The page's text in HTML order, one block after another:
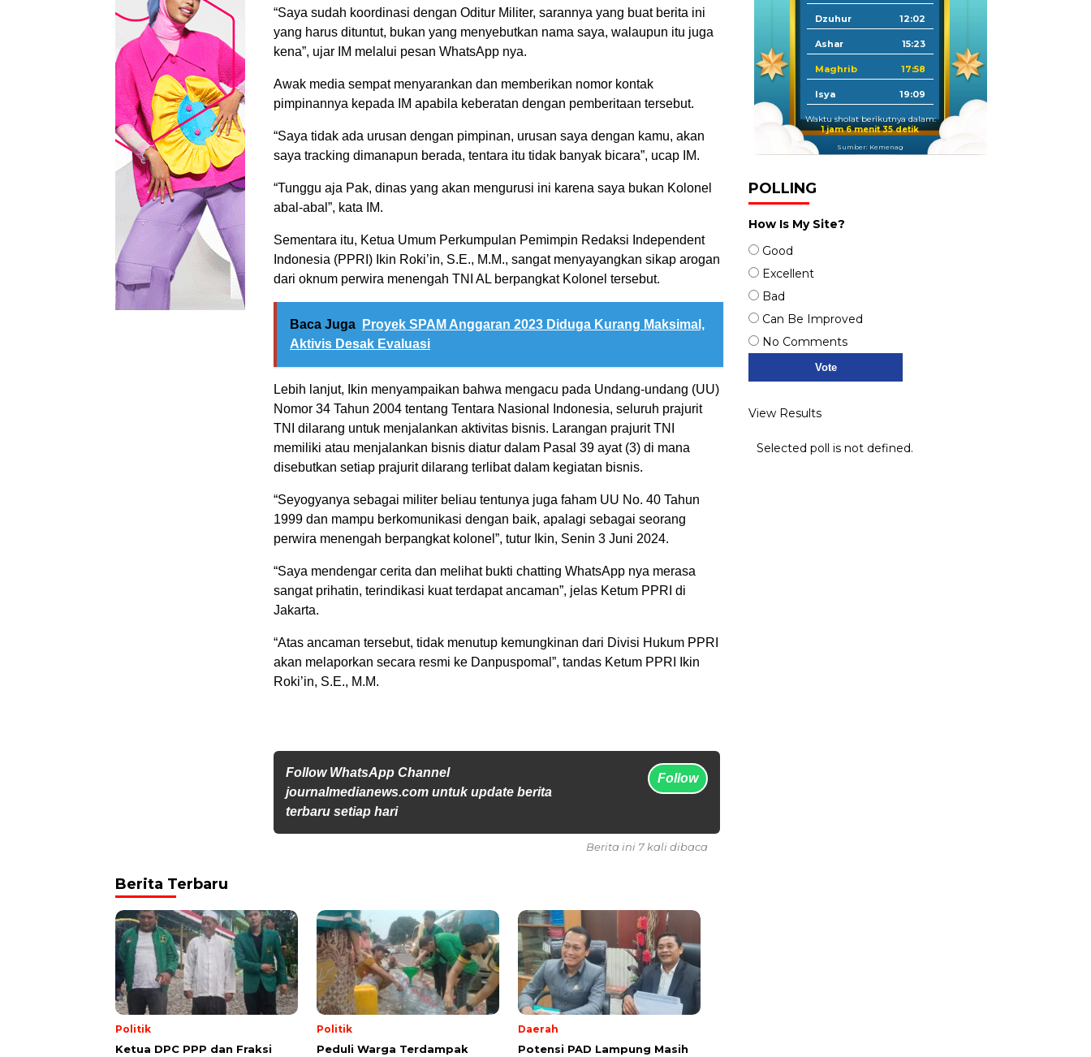
“Saya sudah koordinasi dengan Oditur Militer, sarannya yang buat berita ini
yang harus dituntut, bukan yang menyebutkan nama saya, walaupun itu juga
kena”, ujar IM melalui pesan WhatsApp nya.
Awak media sempat menyarankan dan memberikan nomor kontak
pimpinannya kepada IM apabila keberatan dengan pemberitaan tersebut.
“Saya tidak ada urusan dengan pimpinan, urusan saya dengan kamu, akan
saya tracking dimanapun berada, tentara itu tidak banyak bicara”, ucap IM.
“Tunggu aja Pak, dinas yang akan mengurusi ini karena saya bukan Kolonel
abal-abal”, kata IM.
Sementara itu, Ketua Umum Perkumpulan Pemimpin Redaksi Independent
Indonesia (PPRI) Ikin Roki’in, S.E., M.M., sangat menyayangkan sikap arogan
dari oknum perwira menengah TNI AL berpangkat Kolonel tersebut.
Baca Juga
Proyek SPAM Anggaran 2023 Diduga Kurang Maksimal,
Aktivis Desak Evaluasi
Lebih lanjut, Ikin menyampaikan bahwa mengacu pada Undang-undang (UU)
Nomor 34 Tahun 2004 tentang Tentara Nasional Indonesia, seluruh prajurit
TNI dilarang untuk menjalankan aktivitas bisnis. Larangan prajurit TNI
memiliki atau menjalankan bisnis diatur dalam Pasal 39 ayat (3) di mana
disebutkan setiap prajurit dilarang terlibat dalam kegiatan bisnis.
“Seyogyanya sebagai militer beliau tentunya juga faham UU No. 40 Tahun
1999 dan mampu berkomunikasi dengan baik, apalagi sebagai seorang
perwira menengah berpangkat kolonel”, tutur Ikin, Senin 3 Juni 2024.
“Saya mendengar cerita dan melihat bukti chatting WhatsApp nya merasa
sangat prihatin, terindikasi kuat terdapat ancaman”, jelas Ketum PPRI di
Jakarta.
“Atas ancaman tersebut, tidak menutup kemungkinan dari Divisi Hukum PPRI
akan melaporkan secara resmi ke Danpuspomal”, tandas Ketum PPRI Ikin
Roki’in, S.E., M.M.
Follow WhatsApp Channel
journalmedianews.com untuk update berita
terbaru setiap hari
Follow
Berita ini 7 kali dibaca
Berita Terbaru
Politik
Ketua DPC PPP dan Fraksi
Politik
Peduli Warga Terdampak
Daerah
Potensi PAD Lampung Masih
Dzuhur 12:02
Ashar 15:23
Maghrib 17:58
Isya 19:09
Waktu sholat berikutnya dalam:
1 jam 6 menit 33 detik
Sumber: Kemenag
POLLING
How Is My Site?
Good
Excellent
Bad
Can Be Improved
No Comments
View Results
Selected poll is not defined.